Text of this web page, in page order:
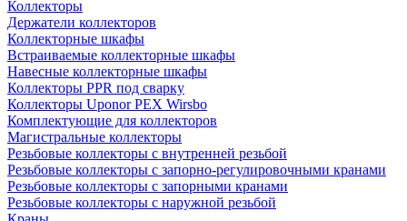
Коллекторы
Держатели коллекторов
Коллекторные шкафы
Встраиваемые коллекторные шкафы
Навесные коллекторные шкафы
Коллекторы PPR под сварку
Коллекторы Uponor PEX Wirsbo
Комплектующие для коллекторов
Магистральные коллекторы
Резьбовые коллекторы с внутренней резьбой
Резьбовые коллекторы с запорно-регулировочными кранами
Резьбовые коллекторы с запорными кранами
Резьбовые коллекторы с наружной резьбой